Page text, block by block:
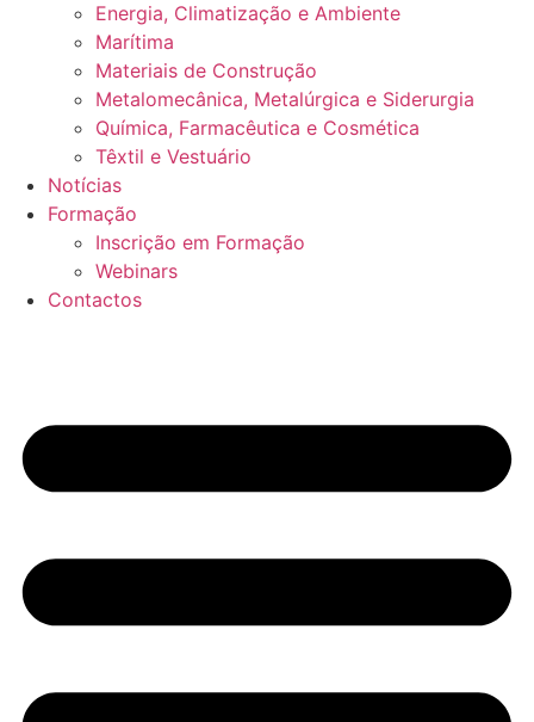
Energia, Climatização e Ambiente
Marítima
Materiais de Construção
Metalomecânica, Metalúrgica e Siderurgia
Química, Farmacêutica e Cosmética
Têxtil e Vestuário
Notícias
Formação
Inscrição em Formação
Webinars
Contactos